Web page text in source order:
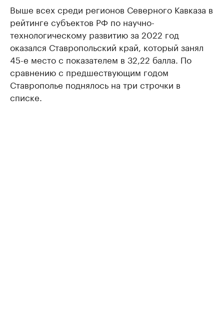
Выше всех среди регионов Северного Кавказа в
рейтинге субъектов РФ по научно-
технологическому развитию за 2022 год
оказался Ставропольский край, который занял
45-е место с показателем в 32,22 балла. По
сравнению с предшествующим годом
Ставрополье поднялось на три строчки в
списке.